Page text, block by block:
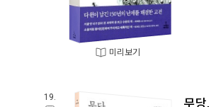
미리보기
19. 무당